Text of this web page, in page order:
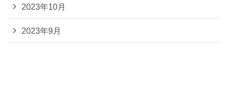
2023年10月
2023年9月